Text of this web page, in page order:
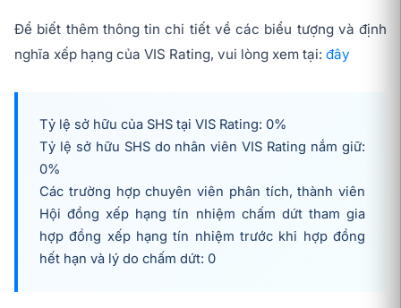
Để biết thêm thông tin chi tiết về các biểu tượng và định
nghĩa xếp hạng của VIS Rating, vui lòng xem tại: đây
Tỷ lệ sở hữu của SHS tại VIS Rating: 0%
Tỷ lệ sở hữu SHS do nhân viên VIS Rating nắm giữ:
0%
Các trường hợp chuyên viên phân tích, thành viên
Hội đồng xếp hạng tín nhiệm chấm dứt tham gia
hợp đồng xếp hạng tín nhiệm trước khi hợp đồng
hết hạn và lý do chấm dứt: 0